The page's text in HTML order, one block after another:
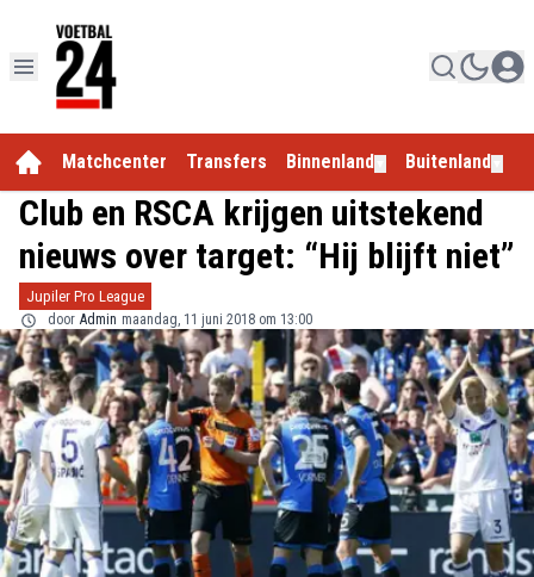
Matchcenter Transfers Binnenland Buitenland
Club en RSCA krijgen uitstekend
nieuws over target: “Hij blijft niet”
Jupiler Pro League
door Admin maandag, 11 juni 2018 om 13:00